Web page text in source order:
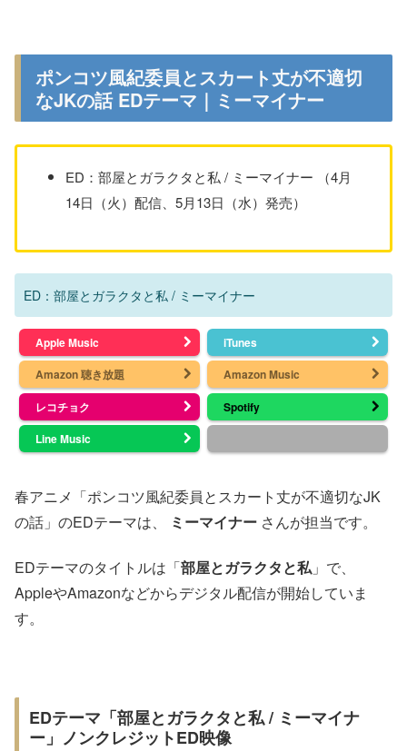
ポンコツ風紀委員とスカート丈が不適切
なJKの話 EDテーマ｜ミーマイナー
ED：部屋とガラクタと私 / ミーマイナー （4月
14日（火）配信、5月13日（水）発売）
ED：部屋とガラクタと私 / ミーマイナー
Apple Music
iTunes
Amazon 聴き放題
Amazon Music
レコチョク
Spotify
Line Music
春アニメ「ポンコツ風紀委員とスカート丈が不適切なJK
の話」のEDテーマは、
ミーマイナー さんが担当です。
EDテーマのタイトルは「部屋とガラクタと私」で、
AppleやAmazonなどからデジタル配信が開始していま
す。
EDテーマ「部屋とガラクタと私 / ミーマイナ
ー」ノンクレジットED映像